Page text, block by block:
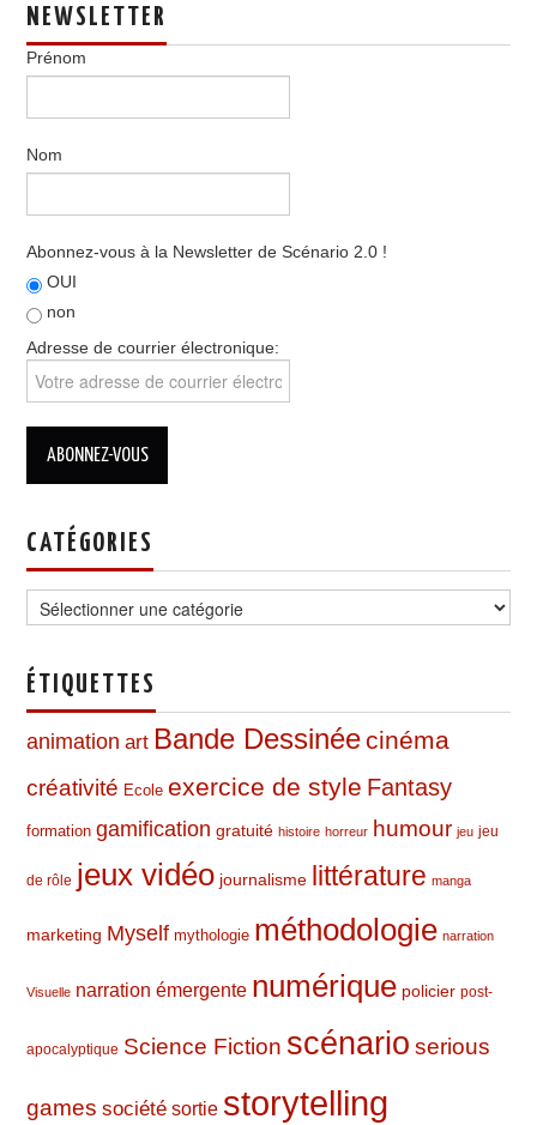
NEWSLETTER
Prénom
Nom
Abonnez-vous à la Newsletter de Scénario 2.0 !
OUI
non
Adresse de courrier électronique:
CATÉGORIES
ÉTIQUETTES
animation art Bande Dessinéecinéma
créativité Ecole exercice de style Fantasy
formation gamification gratuité histoire horreur humour jeu jeu
de rôle jeux vidéo journalisme littérature manga
marketing Myself mythologie méthodologie narration
Visuelle narration émergente numérique policier post-
apocalyptique Science Fiction scénario serious
games société sortie storytelling